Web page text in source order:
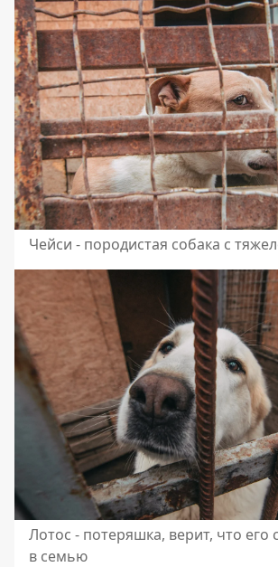
Чейси - породистая собака с
Лотос - потеряшка, верит, что его
в семью